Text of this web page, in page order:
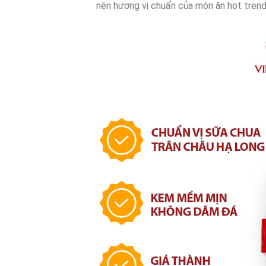
nên hương vị chuẩn của món ăn hot